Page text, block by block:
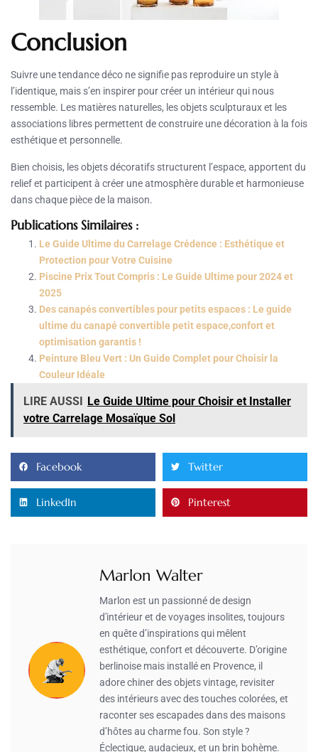
Conclusion
Suivre une tendance déco ne signifie pas reproduire un style à
l’identique, mais s’en inspirer pour créer un intérieur qui nous
ressemble. Les matières naturelles, les objets sculpturaux et les
associations libres permettent de construire une décoration à la fois
esthétique et personnelle.
Bien choisis, les objets décoratifs structurent l’espace, apportent du
relief et participent à créer une atmosphère durable et harmonieuse
dans chaque pièce de la maison.
Publications Similaires :
Le Guide Ultime du Carrelage Crédence : Esthétique et
Protection pour Votre Cuisine
Piscine Prix Tout Compris : Le Guide Ultime pour 2024 et
2025
Des canapés convertibles pour petits espaces : Le guide
ultime du canapé convertible petit espace,confort et
optimisation garantis !
Peinture Bleu Vert : Un Guide Complet pour Choisir la
Couleur Idéale
LIRE AUSSI Le Guide Ultime pour Choisir et Installer
votre Carrelage Mosaïque Sol
Facebook Twitter
LinkedIn Pinterest
Marlon Walter
Marlon est un passionné de design
d'intérieur et de voyages insolites, toujours
en quête d’inspirations qui mêlent
esthétique, confort et découverte. D’origine
berlinoise mais installé en Provence, il
adore chiner des objets vintage, revisiter
des intérieurs avec des touches colorées, et
raconter ses escapades dans des maisons
d’hôtes au charme fou. Son style ?
Éclectique, audacieux, et un brin bohème.